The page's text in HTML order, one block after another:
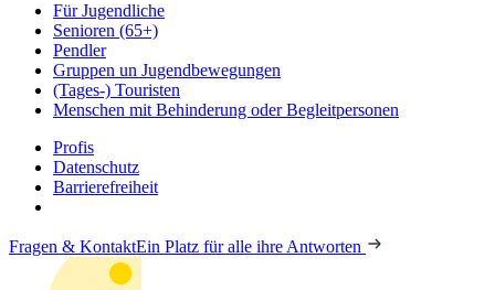
Für Jugendliche
Senioren (65+)
Pendler
Gruppen un Jugendbewegungen
(Tages-) Touristen
Menschen mit Behinderung oder Begleitpersonen
Profis
Datenschutz
Barrierefreiheit
Fragen & KontaktEin Platz für alle ihre Antworten